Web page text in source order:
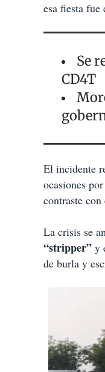
esa fiesta
Se
CD4T
El incidente
ocasiones
contraste
La crisis se
“stripper” y
de burla y